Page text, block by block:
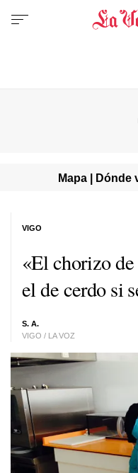
Mapa | Dónde
«El chorizo
el de cerdo si
S. A.
VIGO / LA VOZ
VIGO